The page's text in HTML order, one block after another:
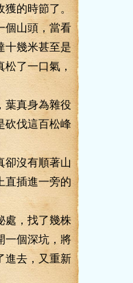
的時節了。
山頭，當看
十幾米甚至是
了一口氣，
真身為雜役
砍伐這百松峰
沒有順著山
直插進一旁的
，找了幾株
一個深坑，將
進去，又重新